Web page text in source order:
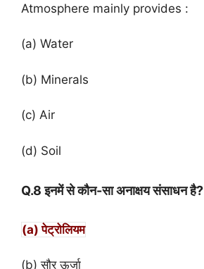
Atmosphere mainly provides :
(a) Water
(b) Minerals
(c) Air
(d) Soil
Q.8 इनमें से कौन-सा अनाक्षय संसाधन है?
(a) पेट्रोलियम
(b) सौर ऊर्जा